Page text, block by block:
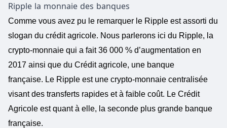
Ripple la monnaie des banques
Comme vous avez pu le remarquer le Ripple est assorti du
slogan du crédit agricole. Nous parlerons ici du Ripple, la
crypto-monnaie qui a fait 36 000 % d’augmentation en
2017 ainsi que du Crédit agricole, une banque
française. Le Ripple est une crypto-monnaie centralisée
visant des transferts rapides et à faible coût. Le Crédit
Agricole est quant à elle, la seconde plus grande banque
française.